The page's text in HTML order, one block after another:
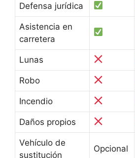
Defensa jurídica
Asistencia en
carretera
Lunas
Robo
Incendio
Daños propios
Vehículo de
sustitución
Opcional